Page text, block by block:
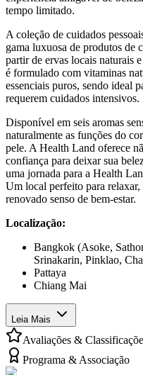
tempo limitado.
A coleção de cuidados
gama luxuosa de produtos de
partir de ervas locais naturais
é formulado com vitaminas
essenciais puros, sendo ideal
requerem cuidados intensivos.
Disponível em seis aromas
naturalmente as funções do
pele. A Health Land oferece
confiança para deixar sua
uma jornada para a Health
Um local perfeito para
renovado senso de bem-estar.
Localização:
Bangkok (Asoke,
Srinakarin, Pinklao,
Pattaya
Chiang Mai
Leia Mais
Avaliações &
Programa & Associação